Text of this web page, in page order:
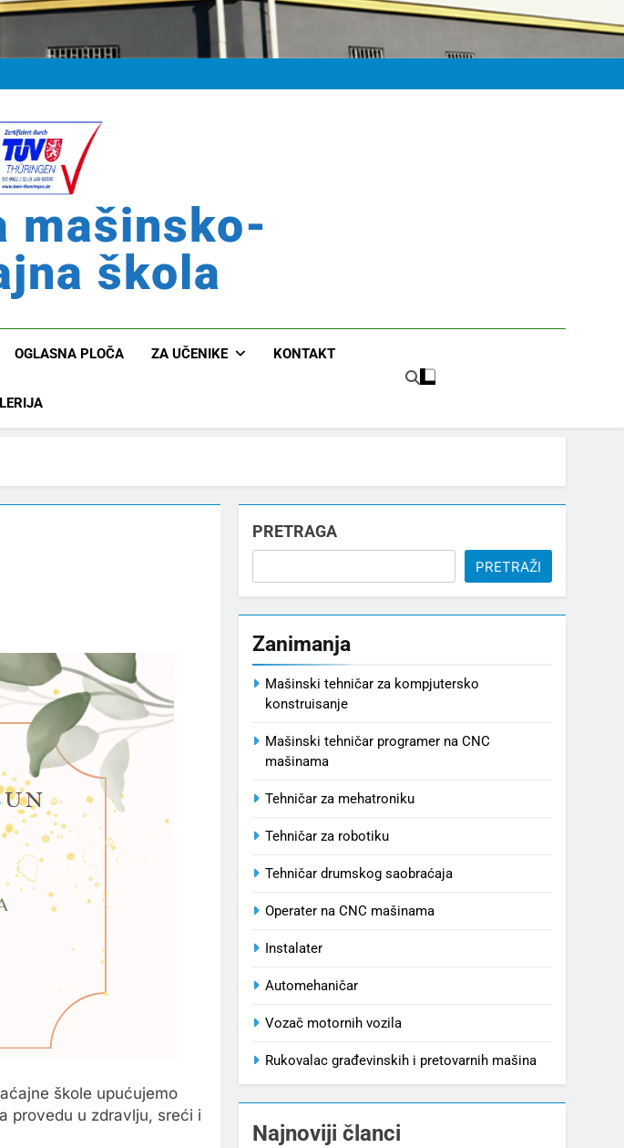
mašinsko-
škola
OGLASNA PLOČA ZA UČENIKE KONTAKT
škole upućujemo
provedu u zdravlju, sreći i
PRETRAGA
PRETRAŽI
Zanimanja
Mašinski tehničar za kompjutersko
konstruisanje
Mašinski tehničar programer na CNC
mašinama
Tehničar za mehatroniku
Tehničar za robotiku
Tehničar drumskog saobraćaja
Operater na CNC mašinama
Instalater
Automehaničar
Vozač motornih vozila
Rukovalac građevinskih i pretovarnih mašina
Najnoviji članci